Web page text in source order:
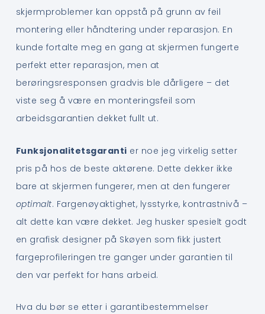
skjermproblemer kan oppstå på grunn av feil
montering eller håndtering under reparasjon. En
kunde fortalte meg en gang at skjermen fungerte
perfekt etter reparasjon, men at
berøringsresponsen gradvis ble dårligere – det
viste seg å være en monteringsfeil som
arbeidsgarantien dekket fullt ut.
Funksjonalitetsgaranti er noe jeg virkelig setter
pris på hos de beste aktørene. Dette dekker ikke
bare at skjermen fungerer, men at den fungerer
optimalt. Fargenøyaktighet, lysstyrke, kontrastnivå –
alt dette kan være dekket. Jeg husker spesielt godt
en grafisk designer på Skøyen som fikk justert
fargeprofileringen tre ganger under garantien til
den var perfekt for hans arbeid.
Hva du bør se etter i garantibestemmelser